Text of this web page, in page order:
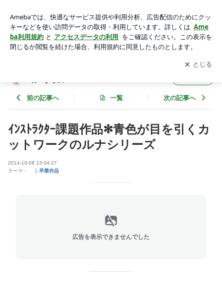
ズ | 岡山・倉敷 ポーセラーツサロン✽スタジオブルーグラス
アプリをダウンロードして ブログの更新通知
を受け取りまし
ょう。
開く
ルーグラス
前の記事へ 一覧 次の記事へ
ｲﾝｽﾄﾗｸﾀｰ課題作品✻青色が目を引くカ
ットワークのルナシリーズ
2014-10-08 13:04:27
テーマ：
├ 卒業作品
広告を表示できませんでした